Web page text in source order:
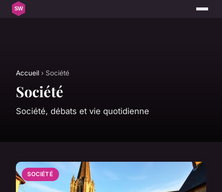
Accueil › Société
Société
Société, débats et vie quotidienne
SOCIÉTÉ